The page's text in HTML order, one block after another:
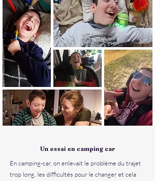
Un essai en camping car
En camping-car, on enlevait le problème du trajet
trop long, les difficultés pour le changer et cela